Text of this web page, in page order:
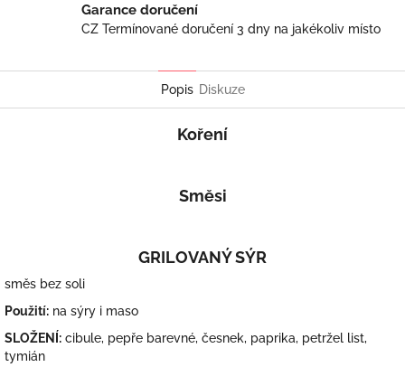
Garance doručení
CZ Termínované doručení 3 dny na jakékoliv místo
Popis Diskuze
Koření
Směsi
GRILOVANÝ SÝR
směs bez soli
Použití: na sýry i maso
SLOŽENÍ: cibule, pepře barevné, česnek, paprika, petržel list,
tymián